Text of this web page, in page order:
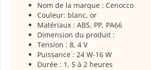
Nom de la marque : Cenocco
Couleur: blanc, or
Matériaux : ABS, PP, PA66
Dimension du produit :
Tension : 8, 4 V
Puissance : 24 W-16 W
Durée : 1, 5 à 2 heures